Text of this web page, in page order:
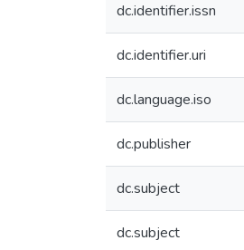
dc.identifier.issn
dc.identifier.uri
dc.language.iso
dc.publisher
dc.subject
dc.subject